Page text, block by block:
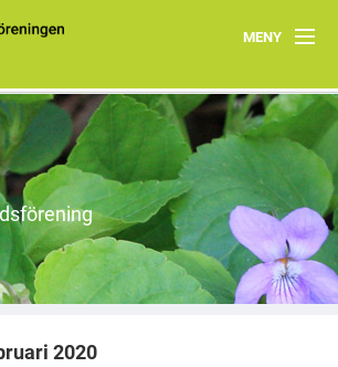
MENY
Hem
Om ÖN
Aktiviteter
ÖN tycker
Natur- och miljöorganisationer på Öland
2020